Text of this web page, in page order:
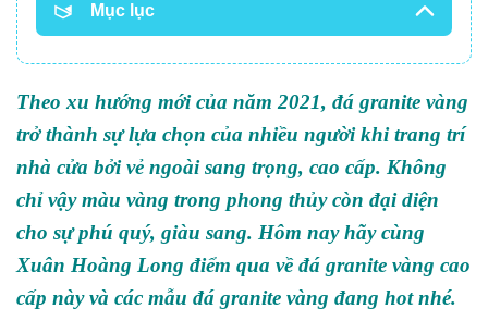
Mục lục
Theo xu hướng mới của năm 2021, đá granite vàng
trở thành sự lựa chọn của nhiều người khi trang trí
nhà cửa bởi vẻ ngoài sang trọng, cao cấp. Không
chỉ vậy màu vàng trong phong thủy còn đại diện
cho sự phú quý, giàu sang. Hôm nay hãy cùng
Xuân Hoàng Long điểm qua về đá granite vàng cao
cấp này và các mẫu đá granite vàng đang hot nhé.